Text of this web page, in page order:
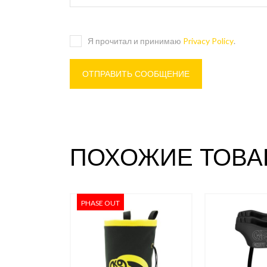
Я прочитал и принимаю Privacy Policy.
ПОХОЖИЕ
PHASE OUT